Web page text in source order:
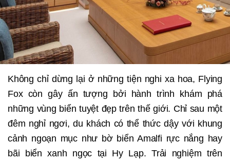
Không chỉ dừng lại ở những tiện nghi xa hoa, Flying
Fox còn gây ấn tượng bởi hành trình khám phá
những vùng biển tuyệt đẹp trên thế giới. Chỉ sau một
đêm nghỉ ngơi, du khách có thể thức dậy với khung
cảnh ngoạn mục như bờ biển Amalfi rực nắng hay
bãi biển xanh ngọc tại Hy Lạp. Trải nghiệm trên